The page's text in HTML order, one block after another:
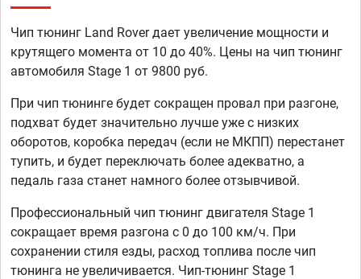
Чип тюнинг Land Rover дает увеличение мощности и
крутящего момента от 10 до 40%. Цены на чип тюнинг
автомобиля Stage 1 от 9800 руб.
При чип тюнинге будет сокращен провал при разгоне,
подхват будет значительно лучше уже с низких
оборотов, коробка передач (если не МКПП) перестанет
тупить, и будет переключать более адекватно, а
педаль газа станет намного более отзывчивой.
Профессиональный чип тюнинг двигателя Stage 1
сокращает время разгона с 0 до 100 км/ч. При
сохранении стиля езды, расход топлива после чип
тюнинга не увеличивается. Чип-тюнинг Stage 1